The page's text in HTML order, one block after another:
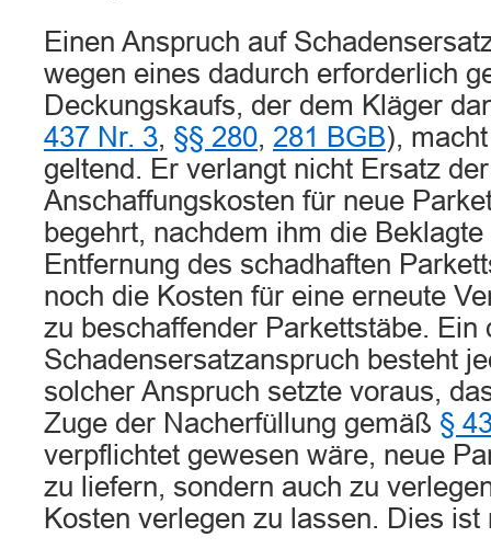
Einen Anspruch auf
wegen eines dadurch erforderlich
Deckungskaufs, der dem Kläger
437 Nr. 3, §§ 280, 281 BGB),
geltend. Er verlangt nicht Ersatz der
Anschaffungskosten für neue
begehrt, nachdem ihm die
Entfernung des schadhaften
noch die Kosten für eine erneute
zu beschaffender Parkettstäbe. Ein
Schadensersatzanspruch besteht
solcher Anspruch setzte voraus,
Zuge der Nacherfüllung gemäß §
verpflichtet gewesen wäre, neue
zu liefern, sondern auch zu
Kosten verlegen zu lassen. Dies